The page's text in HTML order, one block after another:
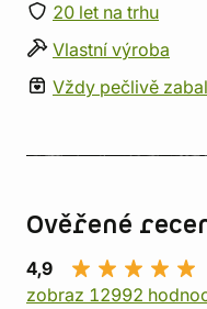
20 let na trhu
Vlastní výroba
Vždy pečlivě
Ověřené
4,9
zobraz 12992